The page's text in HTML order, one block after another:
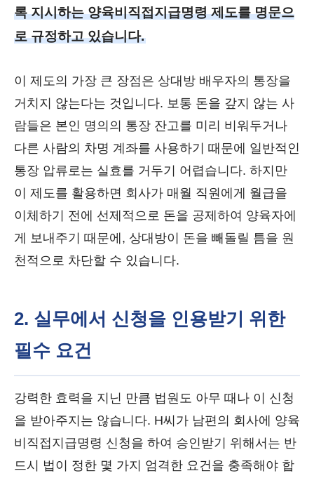
록 지시하는 양육비직접지급명령 제도를 명문으
로 규정하고 있습니다.
이 제도의 가장 큰 장점은 상대방 배우자의 통장을
거치지 않는다는 것입니다. 보통 돈을 갚지 않는 사
람들은 본인 명의의 통장 잔고를 미리 비워두거나
다른 사람의 차명 계좌를 사용하기 때문에 일반적인
통장 압류로는 실효를 거두기 어렵습니다. 하지만
이 제도를 활용하면 회사가 매월 직원에게 월급을
이체하기 전에 선제적으로 돈을 공제하여 양육자에
게 보내주기 때문에, 상대방이 돈을 빼돌릴 틈을 원
천적으로 차단할 수 있습니다.
2. 실무에서 신청을 인용받기 위한
필수 요건
강력한 효력을 지닌 만큼 법원도 아무 때나 이 신청
을 받아주지는 않습니다. H씨가 남편의 회사에 양육
비직접지급명령 신청을 하여 승인받기 위해서는 반
드시 법이 정한 몇 가지 엄격한 요건을 충족해야 합